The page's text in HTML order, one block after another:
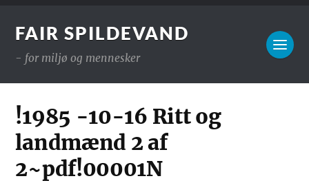
FAIR SPILDEVAND
- for miljø og mennesker
!1985 -10-16 Ritt og
landmænd 2 af
2~pdf!00001N